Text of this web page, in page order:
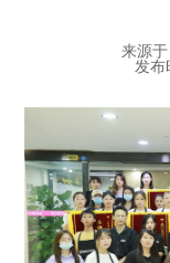
来源
发